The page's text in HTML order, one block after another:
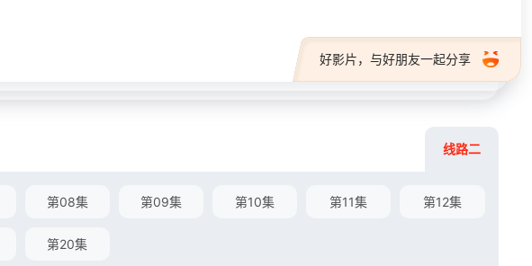
好影片，与好朋友一起分享
线路二
第08集 第09集 第10集 第11集 第12集
第20集